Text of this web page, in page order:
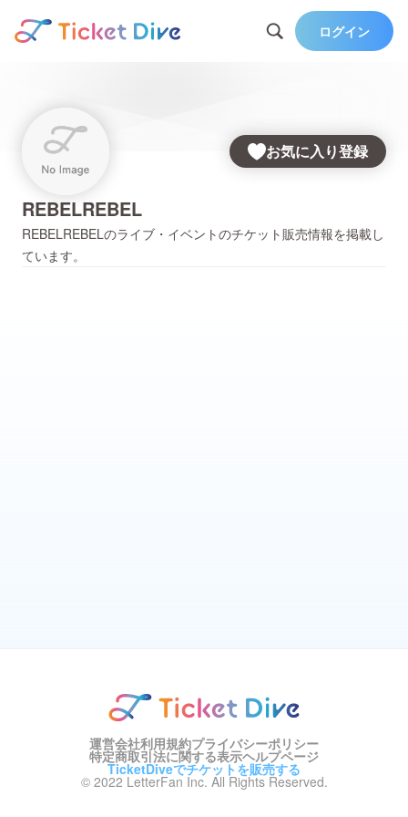
ログイン
お気に入り登録
REBELREBEL
REBELREBELのライブ・イベントのチケット販売情報を掲載し
ています。
運営会社利用規約プライバシーポリシー
特定商取引法に関する表示ヘルプページ
TicketDiveでチケットを販売する
© 2022 LetterFan Inc. All Rights Reserved.